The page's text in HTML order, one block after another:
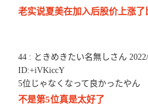
老实说夏美在加入后股价上涨了
44 : ときめきたい名無しさん
ID:+iVKiccY
5位じゃなくなって良かったやん
不是第5位真是太好了